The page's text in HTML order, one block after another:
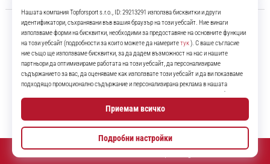
11teamsports.bg
Повече от 16 години ние сме ваши съотборници, представяйки ви
най-добрите и най-новите футболни продукти.
InstagramYouTube